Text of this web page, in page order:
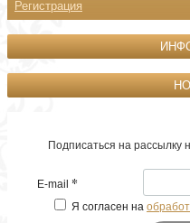
Регистрация
Подписаться на рассылку
E-mail *
Я согласен на